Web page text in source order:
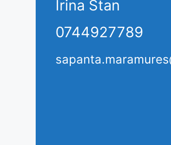
Irina Stan
0744927789